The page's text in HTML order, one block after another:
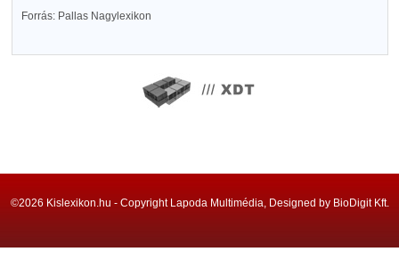
Forrás: Pallas Nagylexikon
©2026 Kislexikon.hu - Copyright Lapoda Multimédia, Designed by BioDigit Kft.